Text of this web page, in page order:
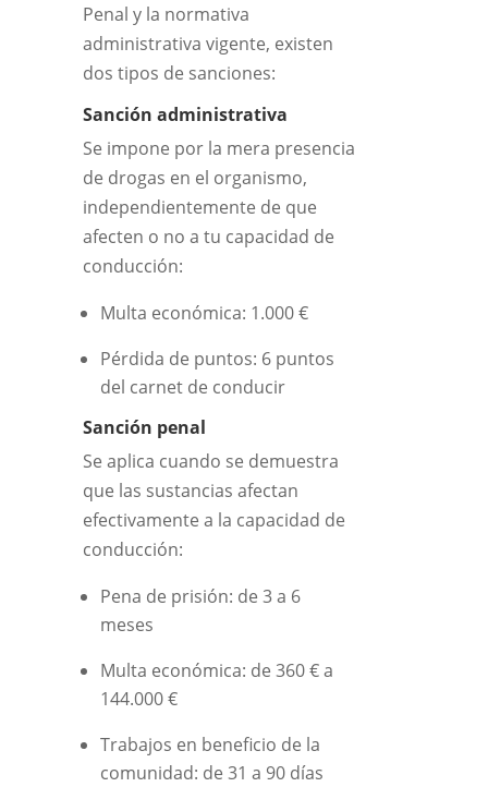
Penal y la normativa
administrativa vigente, existen
dos tipos de sanciones:
Sanción administrativa
Se impone por la mera presencia
de drogas en el organismo,
independientemente de que
afecten o no a tu capacidad de
conducción:
Multa económica: 1.000 €
Pérdida de puntos: 6 puntos
del carnet de conducir
Sanción penal
Se aplica cuando se demuestra
que las sustancias afectan
efectivamente a la capacidad de
conducción:
Pena de prisión: de 3 a 6
meses
Multa económica: de 360 € a
144.000 €
Trabajos en beneficio de la
comunidad: de 31 a 90 días